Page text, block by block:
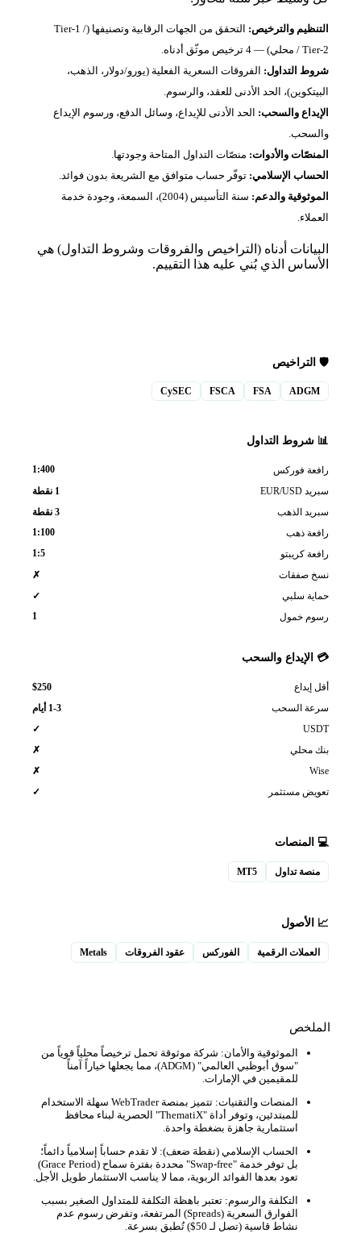
التنظيم والترخيص:
التحقق من الجهات الرقابية وتصنيفها (Tier‑1 /
Tier‑2 / محلي) — 4 ترخيص موثّق أدناه.
شروط التداول: الفروقات السعرية الفعلية (يورو/دولار، الذهب،
البيتكوين)، الحد الأدنى للعقد، والرسوم.
الإيداع والسحب: الحد الأدنى للإيداع، وسائل الدفع، ورسوم الإيداع
والسحب.
المنصّات والأدوات: منصّات التداول المتاحة وجودتها.
الحساب الإسلامي: توفّر حساب متوافق مع الشريعة بدون فوائد.
الموثوقية والدعم:
سنة التأسيس (2004)، السمعة، وجودة خدمة
العملاء.
البيانات أدناه (التراخيص والفروقات وشروط التداول) هي
الأساس الذي بُني عليه هذا التقييم.
🛡️ التراخيص
ADGM
FSA
FSCA
CySEC
📊 شروط التداول
رافعة فوركس
1:400
سبريد EUR/USD
1 نقطة
سبريد الذهب
3 نقطة
رافعة ذهب
1:100
رافعة كريبتو
1:5
نسخ صفقات
✗
حماية سلبي
✓
رسوم خمول
1
💳 الإيداع والسحب
أقل إيداع
$250
سرعة السحب
1-3 أيام
USDT
✓
بنك محلي
✗
Wise
✗
تعويض مستثمر
✓
💻 المنصات
منصة تداول MT5
📈 الأصول
العملات الرقمية الفوركس عقود الفروقات Metals
الملخص
الموثوقية والأمان: شركة موثوقة تحمل ترخيصاً محلياً قوياً من
"سوق أبوظبي العالمي" (ADGM)، مما يجعلها خياراً آمناً
للمقيمين في الإمارات.
المنصات والتقنيات: تتميز بمنصة WebTrader سهلة الاستخدام
للمبتدئين، وتوفر أداة "ThematiX" الحصرية لبناء محافظ
استثمارية جاهزة بضغطة واحدة.
الحساب الإسلامي (نقطة ضعف): لا تقدم حساباً إسلامياً دائماً؛
بل توفر خدمة "Swap-free" محددة بفترة سماح (Grace Period)
تعود بعدها الفوائد الربوية، مما لا يناسب الاستثمار طويل الأجل.
التكلفة والرسوم: تعتبر باهظة التكلفة للمتداول الصغير بسبب
الفوارق السعرية (Spreads) المرتفعة، وتفرض رسوم عدم
نشاط قاسية (تصل لـ 50$) تُطبق بسرعة.